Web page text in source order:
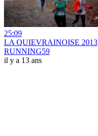
25:09
LA QUIEVRAINOISE 2013
RUNNING59
il y a 13 ans